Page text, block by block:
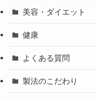
美容・ダイエット
健康
よくある質問
製法のこだわり